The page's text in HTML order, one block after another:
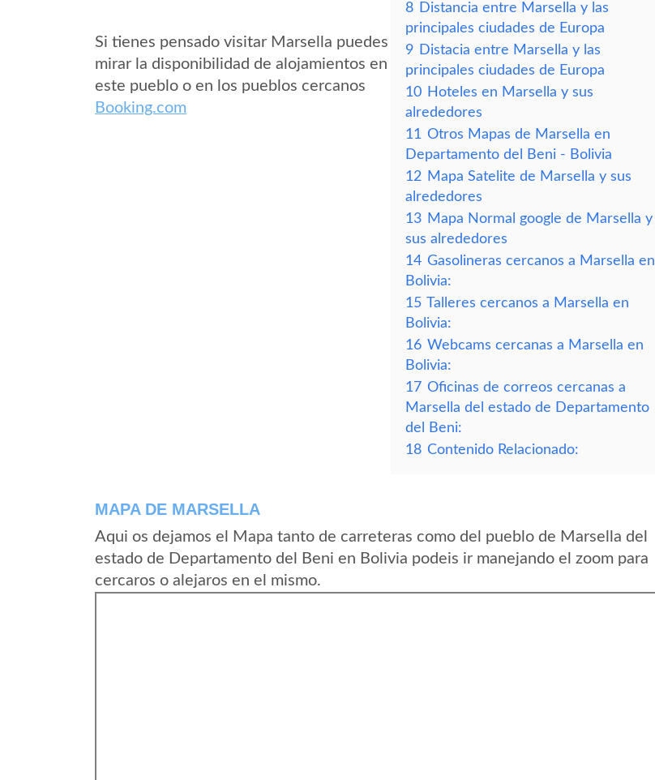
Si tienes pensado visitar Marsella puedes
mirar la disponibilidad de alojamientos en
este pueblo o en los pueblos cercanos
Booking.com
8 Distancia entre Marsella y las
principales ciudades de Europa
9 Distacia entre Marsella y las
principales ciudades de Europa
10 Hoteles en Marsella y sus
alrededores
11 Otros Mapas de Marsella en
Departamento del Beni - Bolivia
12 Mapa Satelite de Marsella y sus
alrededores
13 Mapa Normal google de Marsella y
sus alrededores
14 Gasolineras cercanos a Marsella en
Bolivia:
15 Talleres cercanos a Marsella en
Bolivia:
16 Webcams cercanas a Marsella en
Bolivia:
17 Oficinas de correos cercanas a
Marsella del estado de Departamento
del Beni:
18 Contenido Relacionado:
MAPA DE MARSELLA
Aqui os dejamos el Mapa tanto de carreteras como del pueblo de Marsella del
estado de Departamento del Beni en Bolivia podeis ir manejando el zoom para
cercaros o alejaros en el mismo.